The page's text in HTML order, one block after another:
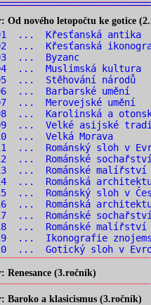
Od nového letopočtu ke gotice
01 ... Křesťanská antika
02 ... Křesťanská
03 ... Byzanc
04 ... Muslimská kultura
05 ... Stěhování národů
06 ... Barbarské umění
07 ... Merovejské umění
08 ... Karolinská a
09 ... Velké asijské
10 ... Velká Morava
11 ... Románský sloh v
12 ... Románské sochařství
13 ... Románské malířství
14 ... Románská
15 ... Románský sloh v
16 ... Románská
17 ... Románské
18 ... Románské malířství
19 ... Ikonografie
20 ... Gotický sloh v
Renesance (3.ročník)
Baroko a klasicismus (3.ročník)